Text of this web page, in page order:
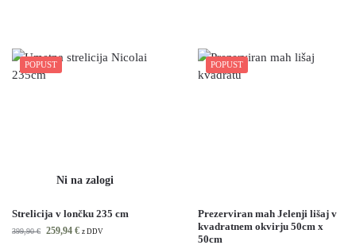
POPUST
Strelicija v lončku 235 cm
399,90€ 259,94 € z DDV
POPUST
Prezerviran mah Jelenji lišaj v
kvadratnem okvirju 50cm x
50cm